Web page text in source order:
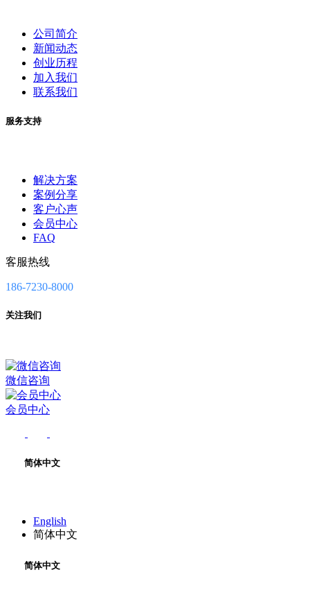
公司简介
新闻动态
创业历程
加入我们
联系我们
服务支持
解决方案
案例分享
客户心声
会员中心
FAQ
客服热线
186-7230-8000
关注我们
微信咨询
会员中心
简体中文
English
简体中文
简体中文